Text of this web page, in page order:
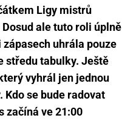
Ligy mistrů
ale tuto roli úplně
uhrála pouze
středu tabulky. Ještě
vyhrál jen jednou
se bude radovat
začíná ve 21:00